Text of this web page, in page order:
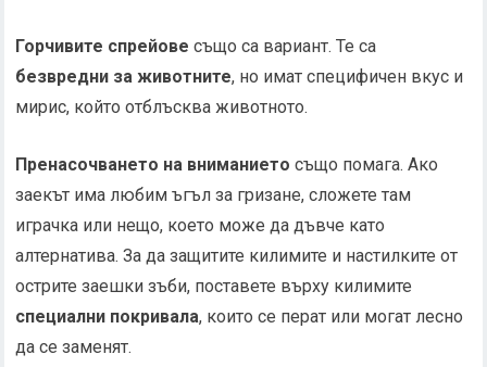
Горчивите спрейове също са вариант. Те са
безвредни за животните, но имат специфичен вкус и
мирис, който отблъсква животното.
Пренасочването на вниманието също помага. Ако
заекът има любим ъгъл за гризане, сложете там
играчка или нещо, което може да дъвче като
алтернатива. За да защитите килимите и настилките от
острите заешки зъби, поставете върху килимите
специални покривала, които се перат или могат лесно
да се заменят.